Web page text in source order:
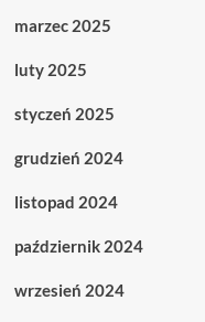
marzec 2025
luty 2025
styczeń 2025
grudzień 2024
listopad 2024
październik 2024
wrzesień 2024